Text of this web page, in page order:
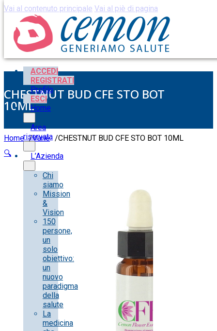
Vai al contenuto principale Vai al piè di pagina
ACCEDI
REGISTRATI
Profilo
ESCI
Home
Area
riservata
L’Azienda
Chi
siamo
Mission
&
Vision
150
persone,
un
solo
obiettivo:
un
nuovo
paradigma
della
salute
La
medicina
CHESTNUT BUD CFE STO BOT
10ML
Home /Varie /CHESTNUT BUD CFE STO BOT 10ML
🔍